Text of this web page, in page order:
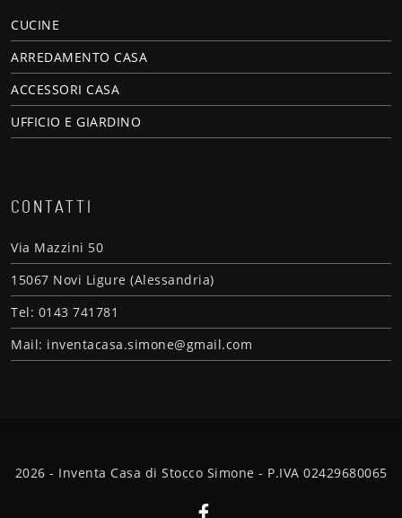
CUCINE
ARREDAMENTO CASA
ACCESSORI CASA
UFFICIO E GIARDINO
CONTATTI
Via Mazzini 50
15067 Novi Ligure (Alessandria)
Tel: 0143 741781
Mail: inventacasa.simone@gmail.com
2026 - Inventa Casa di Stocco Simone - P.IVA 02429680065